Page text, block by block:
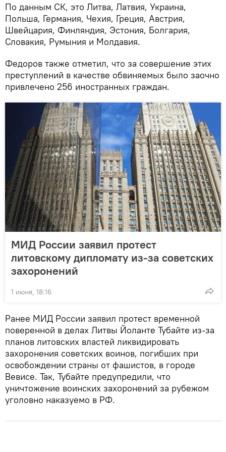
По данным СК, это Литва, Латвия, Украина,
Польша, Германия, Чехия, Греция, Австрия,
Швейцария, Финляндия, Эстония, Болгария,
Словакия, Румыния и Молдавия.
Федоров также отметил, что за совершение этих
преступлений в качестве обвиняемых было заочно
привлечено 256 иностранных граждан.
МИД России заявил протест
литовскому дипломату из-за советских
захоронений
1 июня, 18:16
Ранее МИД России заявил протест временной
поверенной в делах Литвы Йоланте Тубайте из-за
планов литовских властей ликвидировать
захоронения советских воинов, погибших при
освобождении страны от фашистов, в городе
Вевисе. Так, Тубайте предупредили, что
уничтожение воинских захоронений за рубежом
уголовно наказуемо в РФ.